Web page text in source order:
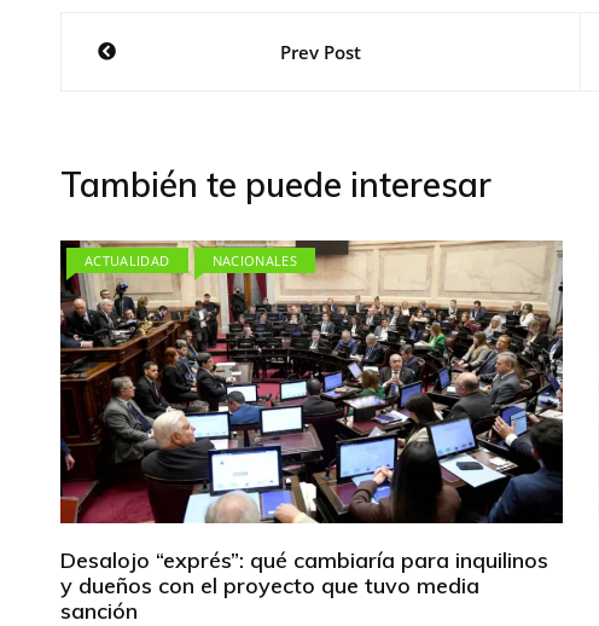
NavegaciónPrev Post
También te puede interesar
ACTUALIDAD NACIONALES
Desalojo “exprés”: qué cambiaría para inquilinos
y dueños con el proyecto que tuvo media
sanción